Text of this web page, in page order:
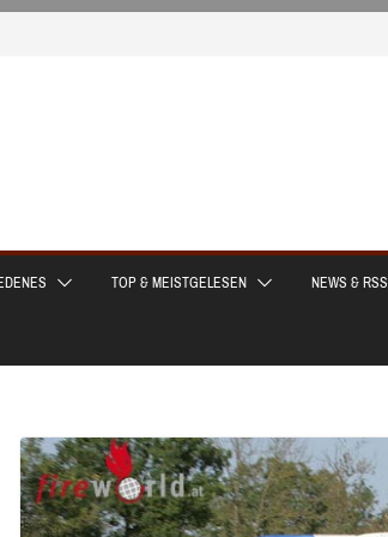
TOP & MEISTGELESEN NEWS & RSS